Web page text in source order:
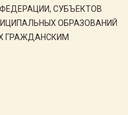
ФЕДЕРАЦИИ, СУБЪЕКТОВ
ОБРАЗОВАНИЙ
ГРАЖДАНСКИМ